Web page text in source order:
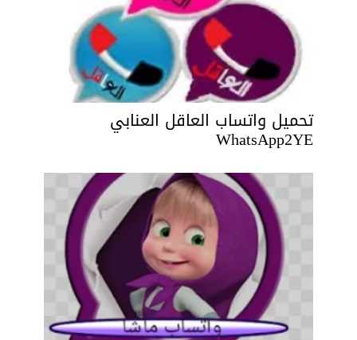
تحميل واتساب العاقل العنابي
WhatsApp2YE